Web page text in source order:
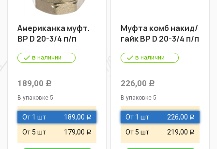
Американка муфт.
ВР D 20-3/4 п/п
в наличии
189,00 Р
В упаковке 5
От 1 шт 189,00 Р
От 5 шт 179,00 Р
Муфта комб накид/
гайк ВР D 20-3/4 п/п
в наличии
226,00 Р
В упаковке 5
От 1 шт 226,00 Р
От 5 шт 219,00 Р